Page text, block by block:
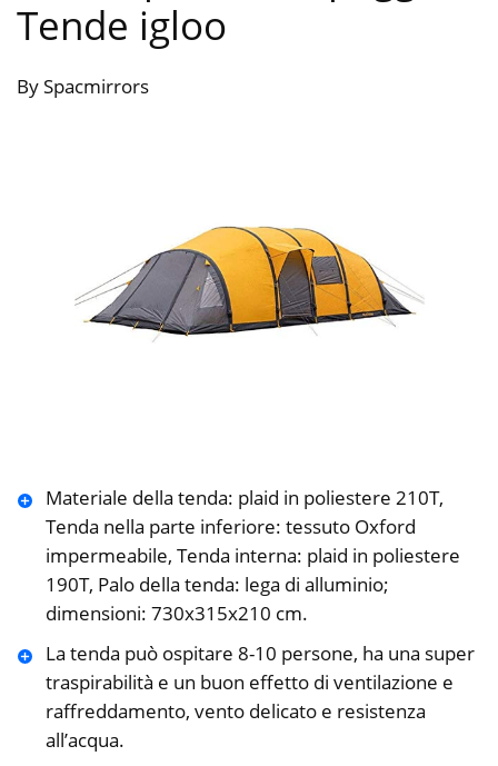
Tende igloo
By Spacmirrors
Materiale della tenda: plaid in poliestere 210T,
Tenda nella parte inferiore: tessuto Oxford
impermeabile, Tenda interna: plaid in poliestere
190T, Palo della tenda: lega di alluminio;
dimensioni: 730x315x210 cm.
La tenda può ospitare 8-10 persone, ha una super
traspirabilità e un buon effetto di ventilazione e
raffreddamento, vento delicato e resistenza
all’acqua.